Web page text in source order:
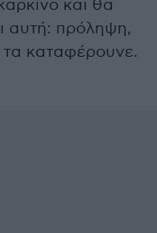
και θα
αυτή: πρόληψη,
καταφέρουνε.